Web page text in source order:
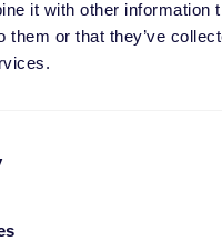
it with other information
them or that they’ve
*